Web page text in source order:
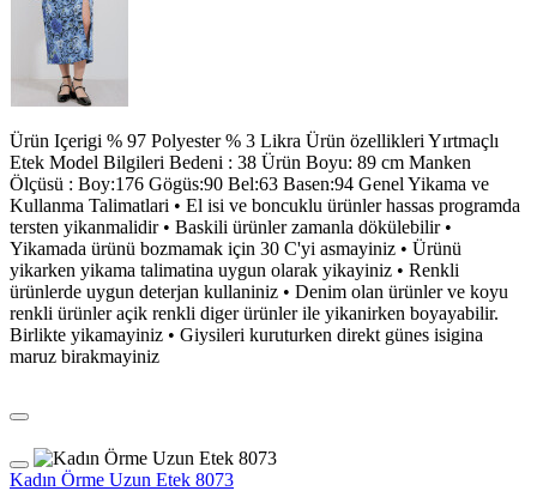
Ürün Içerigi % 97 Polyester % 3 Likra Ürün özellikleri Yırtmaçlı
Etek Model Bilgileri Bedeni : 38 Ürün Boyu: 89 cm Manken
Ölçüsü : Boy:176 Gögüs:90 Bel:63 Basen:94 Genel Yikama ve
Kullanma Talimatlari • El isi ve boncuklu ürünler hassas programda
tersten yikanmalidir • Baskili ürünler zamanla dökülebilir •
Yikamada ürünü bozmamak için 30 C'yi asmayiniz • Ürünü
yikarken yikama talimatina uygun olarak yikayiniz • Renkli
ürünlerde uygun deterjan kullaniniz • Denim olan ürünler ve koyu
renkli ürünler açik renkli diger ürünler ile yikanirken boyayabilir.
Birlikte yikamayiniz • Giysileri kuruturken direkt günes isigina
maruz birakmayiniz
Kadın Örme Uzun Etek 8073